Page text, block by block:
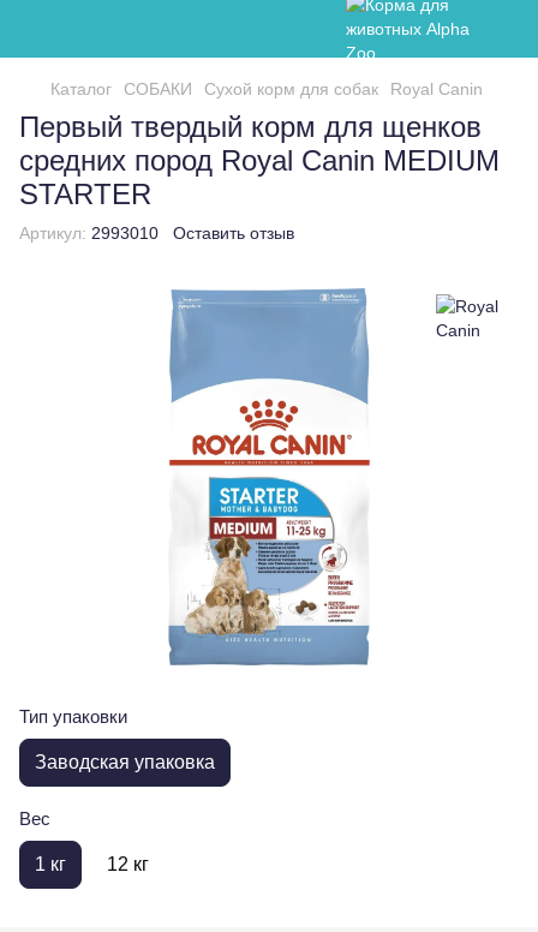
Каталог СОБАКИ Сухой корм для собак Royal Canin
Первый твердый корм для щенков
средних пород Royal Canin MEDIUM
STARTER
Артикул: 2993010 Оставить отзыв
Тип упаковки
Заводская упаковка
Вес
1 кг 12 кг